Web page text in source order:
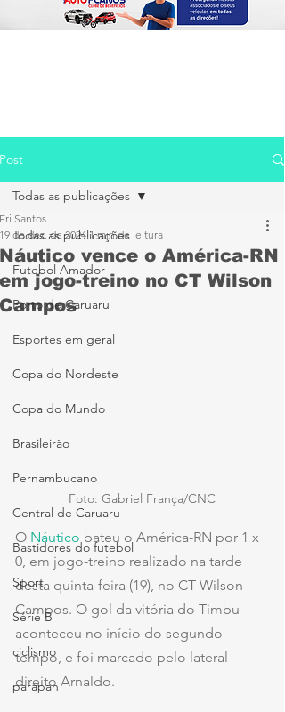
Post
Todas as publicações
Futebol Amador
Porto de Caruaru
Esportes em geral
Copa do Nordeste
Copa do Mundo
Brasileirão
Pernambucano
Central de Caruaru
Bastidores do futebol
Sport
Série B
ciclismo
parapan
Todas as publicações
Náutico vence o América-RN
em jogo-treino no CT Wilson
Campos
Eri Santos
19 de dez. de 2024 1 min de leitura
Foto: Gabriel França/CNC
O Náutico bateu o América-RN por 1 x
0, em jogo-treino realizado na tarde
desta quinta-feira (19), no CT Wilson
Campos. O gol da vitória do Timbu
aconteceu no início do segundo
tempo, e foi marcado pelo lateral-
direito Arnaldo.